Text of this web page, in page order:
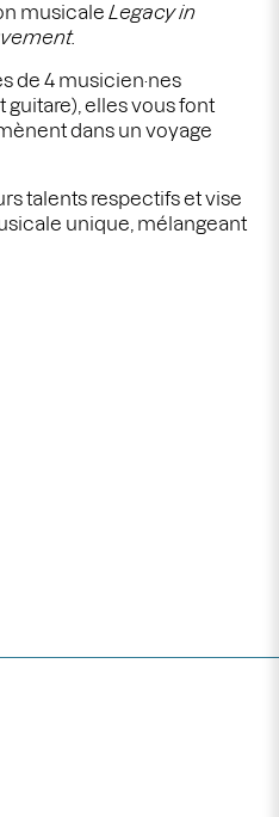
musicale Legacy in
.
de 4 musicien·nes
guitare), elles vous font
dans un voyage
talents respectifs et vise
unique, mélangeant